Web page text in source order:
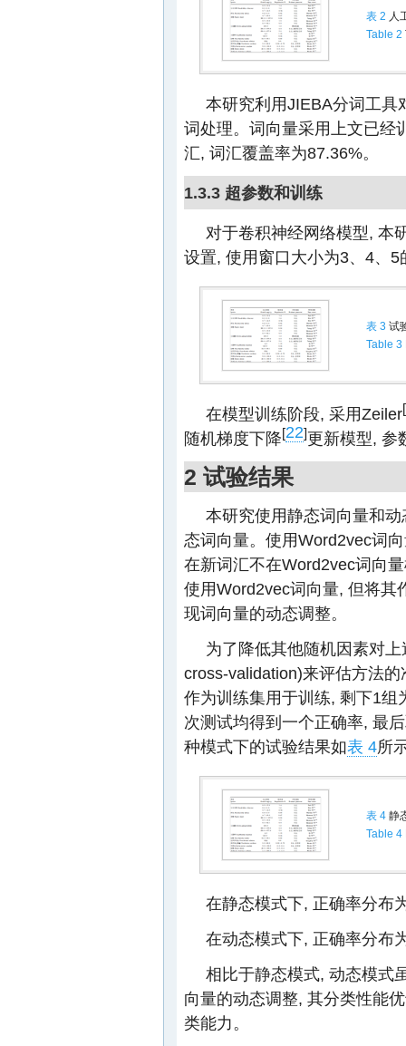
表 2 人
Table 2
本研究利用JIEBA分词工具
词处理。词向量采用上文已经
汇, 词汇覆盖率为87.36%。
1.3.3 超参数和训练
对于卷积神经网络模型, 本
设置, 使用窗口大小为3、4、
表 3 试
Table 3
在模型训练阶段, 采用Zeiler[
随机梯度下降[22]更新模型, 参
2 试验结果
本研究使用静态词向量和
态词向量。使用Word2vec词
在新词汇不在Word2vec词向
使用Word2vec词向量, 但将其
现词向量的动态调整。
为了降低其他随机因素对
cross-validation)来评估方法
作为训练集用于训练, 剩下1
次测试均得到一个正确率, 最
种模式下的试验结果如表 4所
表 4静
Table 4
在静态模式下, 正确率分布
在动态模式下, 正确率分布
相比于静态模式, 动态模式
向量的动态调整, 其分类性能
类能力。